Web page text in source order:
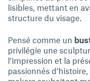
lisibles, mettant en
structure du visage.
Pensé comme un
privilégie une
l’impression et la
passionnés